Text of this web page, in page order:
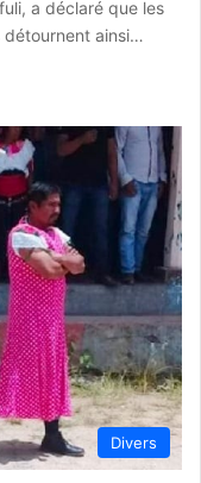
a déclaré que les
détournent ainsi…
Divers